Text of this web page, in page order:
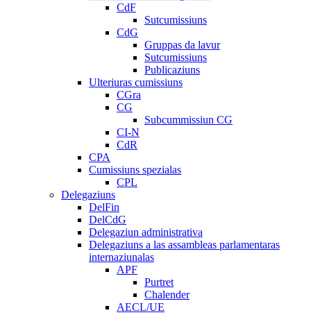
CdF
Sutcumissiuns
CdG
Gruppas da lavur
Sutcumissiuns
Publicaziuns
Ulteriuras cumissiuns
CGra
CG
Subcummissiun CG
CI-N
CdR
CPA
Cumissiuns spezialas
CPL
Delegaziuns
DelFin
DelCdG
Delegaziun administrativa
Delegaziuns a las assambleas parlamentaras
internaziunalas
APF
Purtret
Chalender
AECL/UE